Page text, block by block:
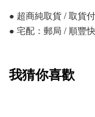
● 超商純取貨 / 取貨
● 宅配：郵局 / 順豐
我猜你喜歡